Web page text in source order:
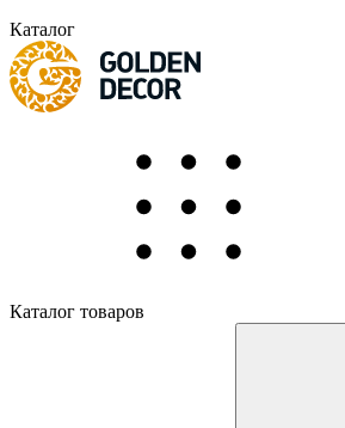
Каталог
Каталог товаров